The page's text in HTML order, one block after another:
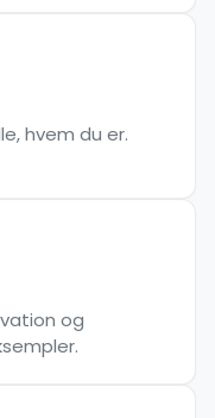
hvem du er.
og